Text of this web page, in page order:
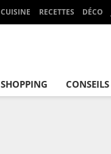
CUISINE RECETTES DÉCO
SHOPPING CONSEILS